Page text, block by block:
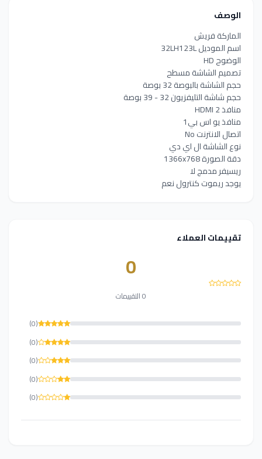
الوصف
الماركة فريش
اسم الموديل 32LH123L
الوضوح HD
تصميم الشاشة مسطح
حجم الشاشة بالبوصة 32 بوصة
حجم شاشة التليفزيون 32 - 39 بوصة
منافذ HDMI 2
منافذ يو اس بي‎ 1
اتصال الانترنت No
نوع الشاشة ال اي دي
دقة الصورة 1366x768
ريسيفر مدمج لا
يوجد ريموت كنترول نعم
تقييمات العملاء
0
0 التقييمات
(0)
(0)
(0)
(0)
(0)